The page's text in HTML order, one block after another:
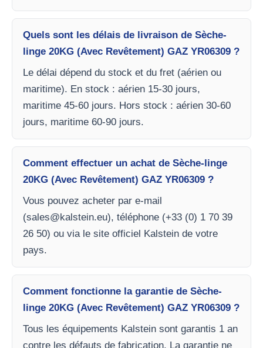
Quels sont les délais de livraison de Sèche-
linge 20KG (Avec Revêtement) GAZ YR06309 ?
Le délai dépend du stock et du fret (aérien ou
maritime). En stock : aérien 15-30 jours,
maritime 45-60 jours. Hors stock : aérien 30-60
jours, maritime 60-90 jours.
Comment effectuer un achat de Sèche-linge
20KG (Avec Revêtement) GAZ YR06309 ?
Vous pouvez acheter par e-mail
(sales@kalstein.eu), téléphone (+33 (0) 1 70 39
26 50) ou via le site officiel Kalstein de votre
pays.
Comment fonctionne la garantie de Sèche-
linge 20KG (Avec Revêtement) GAZ YR06309 ?
Tous les équipements Kalstein sont garantis 1 an
contre les défauts de fabrication. La garantie ne